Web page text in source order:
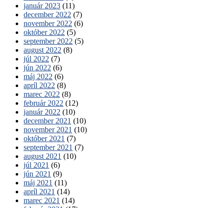
január 2023 (11)
december 2022 (7)
november 2022 (6)
október 2022 (5)
september 2022 (5)
august 2022 (8)
júl 2022 (7)
jún 2022 (6)
máj 2022 (6)
apríl 2022 (8)
marec 2022 (8)
február 2022 (12)
január 2022 (10)
december 2021 (10)
november 2021 (10)
október 2021 (7)
september 2021 (7)
august 2021 (10)
júl 2021 (6)
jún 2021 (9)
máj 2021 (11)
apríl 2021 (14)
marec 2021 (14)